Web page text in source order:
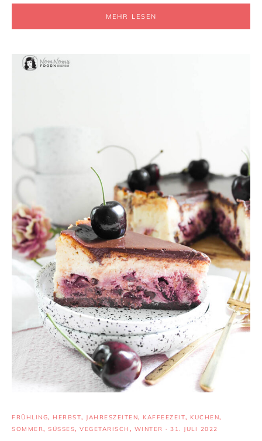
MEHR LESEN
FRÜHLING, HERBST, JAHRESZEITEN, KAFFEEZEIT, KUCHEN,
SOMMER, SÜSSES , VEGETARISCH , WINTER · 31. JULI 2022